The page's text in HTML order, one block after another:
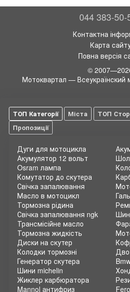
технических исследований только
сорок лет его предприятие ввело
премиальную, опередив таким
Интерес к автомобилям и другой
Соитиро проявился еще в детстве,
генетическая
отец, занимавшийся кузнечным
заказы связанные с ремонтом, как
родителя, будущий
автомобильной мастерской, где и
знания и навыки, зарекомендовав
как гонщик, но и как гениальный
Начало деятельности
Штаб-квартира Honda Motor Co.,
основания располагалась в
Благодаря сотрудничеству
представилась возможность
решении технических проблем, в то
на себя контроль и организацию
Начав с производства
моторчиков к ним, через
осилить сборку малолитражных
стороны правительства не было
считали, что Nissan, Toyota и
конкуренции не нуждаются. Но, это
руководство компании и они
талантливых инженеров, поставив
044 383-50-
Контактна
Карта
Повна версія
©
Мотоквартал — Всеукраїнский
ТОП Категорії Міста ТОП
Пропозиції
Дуги для мотоцикла
Акумулятор 12 вольт
Osram лампа
Комутатор до скутера
Свічка запалювання
Масло в мотоцикл
Тормозна рідина
Свічка запалювання ngk
Трансмісійне масло
Тормозна жидкість
Диски на скутер
Колодки тормозні
Генератор скутера
Шини michelin
Жиклер карбюратора
Mannol антифриз